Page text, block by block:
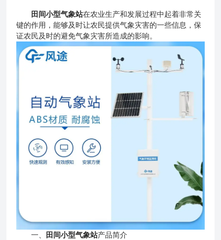
田间小型气象站在农业生产和发展过程中起着非常关
键的作用，能够及时让农民提供气象灾害的一些信息，保
证农民及时的避免气象灾害所造成的影响。
一、 田间小型气象站产品简介